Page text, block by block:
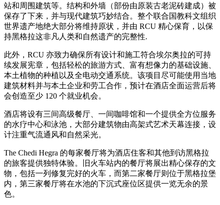
站和周围建筑等。结构和外墙（部份由原装古老泥砖建成）被
保存了下来，并与现代建筑巧妙结合。整个联合国教科文组织
世界遗产地绝大部分将维持原状，并由 RCU 精心保育，以保
持黑格拉这非凡人类和自然遗产的完整性.
此外，RCU 亦致力确保所有设计和施工符合埃尔奥拉的可持
续发展宪章，包括轻松的旅游方式、富有想像力的基础设施、
本土植物的种植以及全电动交通系统。该项目尽可能使用当地
建筑材料并与本土企业和劳工合作，预计在酒店全面运营后将
会创造至少 120 个就业机会。
酒店将设有三间高级餐厅、一间咖啡馆和一个提供全方位服务
的水疗中心和泳池，大部分建筑物由高架式艺术天幕连接，设
计注重气流通风和自然采光。
The Chedi Hegra 的每家餐厅将为酒店住客和其他到访黑格拉
的旅客提供独特体验。旧火车站内的餐厅将展出精心保存的文
物，包括一列修复完好的火车，而第二家餐厅则位于黑格拉堡
内，第三家餐厅将在水池的下沉式座位区提供一览无余的景
色。